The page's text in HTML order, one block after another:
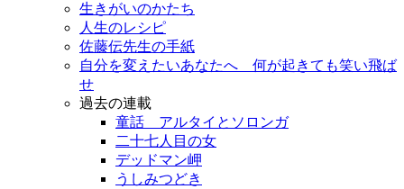
生きがいのかたち
人生のレシピ
佐藤伝先生の手紙
自分を変えたいあなたへ 何が起きても笑い飛ば
せ
過去の連載
童話 アルタイとソロンガ
二十七人目の女
デッドマン岬
うしみつどき